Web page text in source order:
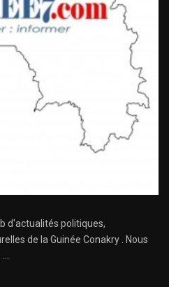
d'actualités politiques,
de la Guinée Conakry . Nous